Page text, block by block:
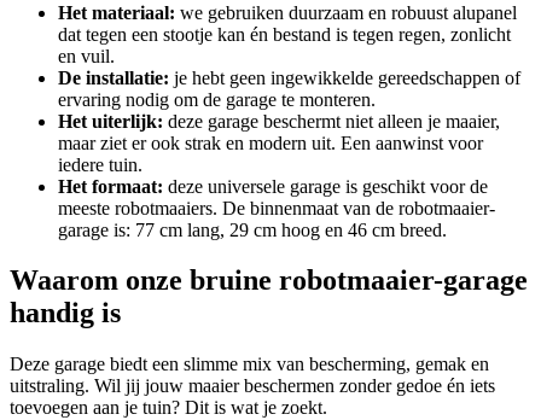
Het materiaal: we gebruiken duurzaam en robuust alupanel
dat tegen een stootje kan én bestand is tegen regen, zonlicht
en vuil.
De installatie: je hebt geen ingewikkelde gereedschappen of
ervaring nodig om de garage te monteren.
Het uiterlijk: deze garage beschermt niet alleen je maaier,
maar ziet er ook strak en modern uit. Een aanwinst voor
iedere tuin.
Het formaat: deze universele garage is geschikt voor de
meeste robotmaaiers. De binnenmaat van de robotmaaier-
garage is: 77 cm lang, 29 cm hoog en 46 cm breed.
Waarom onze bruine robotmaaier-garage
handig is
Deze garage biedt een slimme mix van bescherming, gemak en
uitstraling. Wil jij jouw maaier beschermen zonder gedoe én iets
toevoegen aan je tuin? Dit is wat je zoekt.